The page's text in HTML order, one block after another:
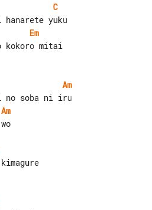
C
Em
Am
Am